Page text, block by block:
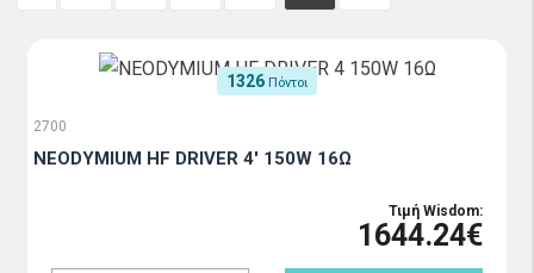
1326 Πόντοι
2700
NEODYMIUM HF DRIVER 4' 150W 16Ω
Τιμή Wisdom:
1644.24€